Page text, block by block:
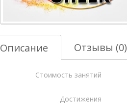
Описание Отзывы (0)
Стоимость занятий
Достижения